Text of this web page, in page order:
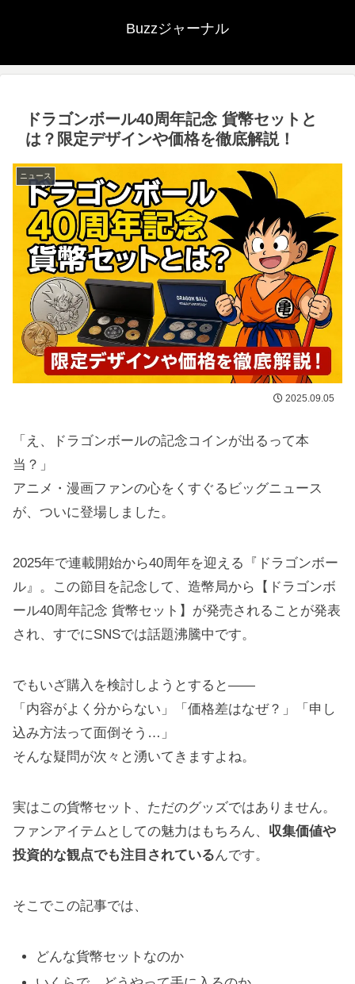
Buzzジャーナル
ドラゴンボール40周年記念 貨幣セットと
は？限定デザインや価格を徹底解説！
ニュース
2025.09.05
「え、ドラゴンボールの記念コインが出るって本
当？」
アニメ・漫画ファンの心をくすぐるビッグニュース
が、ついに登場しました。
2025年で連載開始から40周年を迎える『ドラゴンボー
ル』。この節目を記念して、造幣局から【ドラゴンボ
ール40周年記念 貨幣セット】が発売されることが発表
され、すでにSNSでは話題沸騰中です。
でもいざ購入を検討しようとすると――
「内容がよく分からない」「価格差はなぜ？」「申し
込み方法って面倒そう…」
そんな疑問が次々と湧いてきますよね。
実はこの貨幣セット、ただのグッズではありません。
ファンアイテムとしての魅力はもちろん、 収集価値や
投資的な観点でも注目されているんです。
そこでこの記事では、
どんな貨幣セットなのか